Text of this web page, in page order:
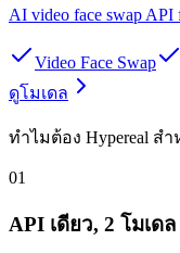
AI video face swap API
Video Face Swap
ดูโมเดล
ทำไมต้อง Hypereal สำ
01
API เดียว, 2 โมเดล